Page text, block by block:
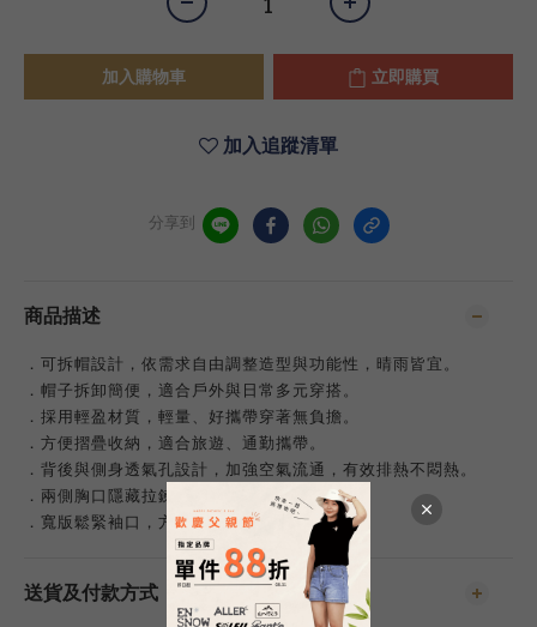
加入購物車 立即購買
加入追蹤清單
分享到
商品描述
．可拆帽設計，依需求自由調整造型與功能性，晴雨皆宜。
．帽子拆卸簡便，適合戶外與日常多元穿搭。
．採用輕盈材質，輕量、好攜帶穿著無負擔。
．方便摺疊收納，適合旅遊、通勤攜帶。
．背後與側身透氣孔設計，加強空氣流通，有效排熱不悶熱。
．兩側胸口隱藏拉鍊，隱形設計，美觀不突兀。
．寬版鬆緊袖口，方便活動，不卡手腕。
送貨及付款方式